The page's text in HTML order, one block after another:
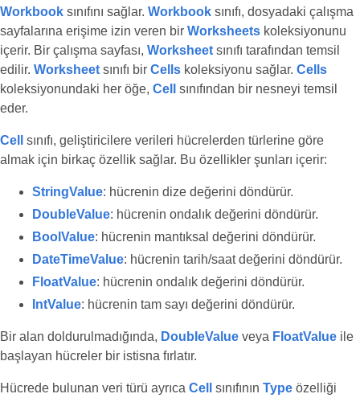
Workbook sınıfını sağlar. Workbook sınıfı, dosyadaki çalışma
sayfalarına erişime izin veren bir Worksheets koleksiyonunu
içerir. Bir çalışma sayfası, Worksheet sınıfı tarafından temsil
edilir. Worksheet sınıfı bir Cells koleksiyonu sağlar. Cells
koleksiyonundaki her öğe, Cell
sınıfından bir nesneyi temsil
eder.
Cell
sınıfı, geliştiricilere verileri hücrelerden türlerine göre
almak için birkaç özellik sağlar. Bu özellikler şunları içerir:
StringValue: hücrenin dize değerini döndürür.
DoubleValue: hücrenin ondalık değerini döndürür.
BoolValue: hücrenin mantıksal değerini döndürür.
DateTimeValue: hücrenin tarih/saat değerini döndürür.
FloatValue: hücrenin ondalık değerini döndürür.
IntValue: hücrenin tam sayı değerini döndürür.
Bir alan doldurulmadığında, DoubleValue veya FloatValue ile
başlayan hücreler bir istisna fırlatır.
Hücrede bulunan veri türü ayrıca Cell sınıfının Type özelliği